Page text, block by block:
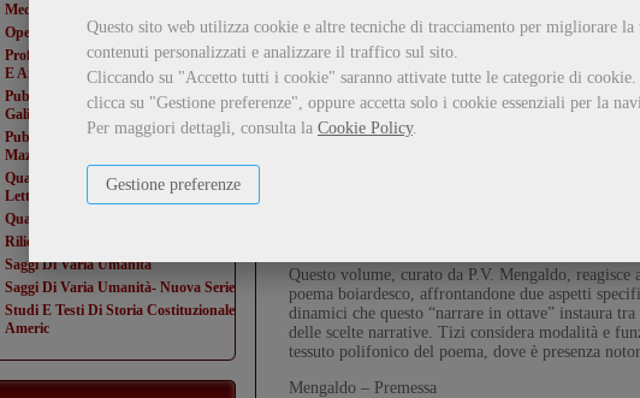
Questo sito web utilizza cookie e altre tecniche di tracciamento per migliorare la
contenuti personalizzati e analizzare il traffico sul sito.
Cliccando su "Accetto tutti i cookie" saranno attivate tutte le categorie di cookie.
clicca su "Gestione preferenze", oppure accetta solo i cookie essenziali per la
Per maggiori dettagli, consulta la Cookie Policy.
Gestione preferenze
Mediamorfosi
Opere Di Giacomo Matteotti
Profili E Studi Di Letteratura Inglese
E Amer
Pubblicazioni Della Domus
Galilaeana
Pubblicazioni Della Domus
Mazziniana
Quaderni Dell'Istituto Di Lingua E
Letteratur
Quaderni Della Direzione
Rilievi Di Monumenti
Saggi Di Varia Umanità
Saggi Di Varia Umanità- Nuova Serie
Studi E Testi Di Storia Costituzionale
Americ
,
Questo volume, curato da P.V. Mengaldo,
poema boiardesco, affrontandone due aspetti
dinamici che questo “narrare in ottave” instaura
delle scelte narrative. Tizi considera modalità e
tessuto polifonico del poema, dove è presenza
Mengaldo – Premessa